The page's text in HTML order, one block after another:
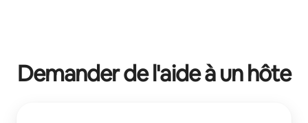
Demander de l'aide à un hôte